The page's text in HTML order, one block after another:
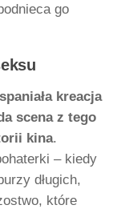
go
kreacja
scena z tego
kina.
– kiedy
długich,
które